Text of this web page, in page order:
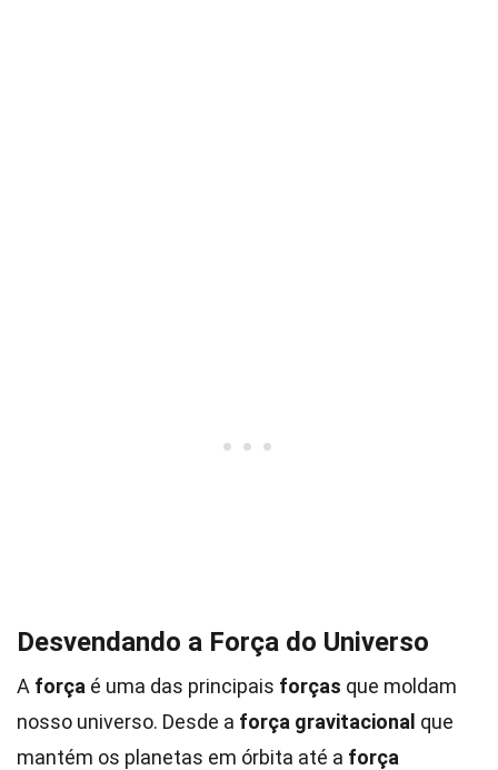
Desvendando a Força do Universo
A força é uma das principais forças que moldam
nosso universo. Desde a força gravitacional que
mantém os planetas em órbita até a força